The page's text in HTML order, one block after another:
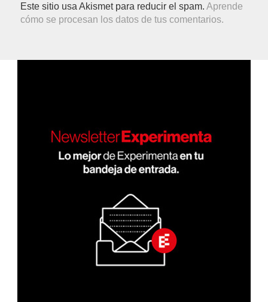
Este sitio usa Akismet para reducir el spam.Aprende
cómo se procesan los datos de tus comentarios.